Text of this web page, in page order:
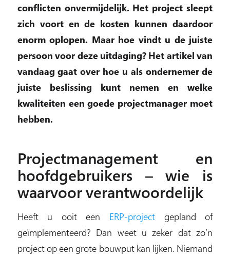
conflicten onvermijdelijk. Het project sleept
zich voort en de kosten kunnen daardoor
enorm oplopen. Maar hoe vindt u de juiste
persoon voor deze uitdaging? Het artikel van
vandaag gaat over hoe u als ondernemer de
juiste beslissing kunt nemen en welke
kwaliteiten een goede projectmanager moet
hebben.
Projectmanagement en
hoofdgebruikers – wie is
waarvoor verantwoordelijk
Heeft u ooit een ERP-project gepland of
geïmplementeerd? Dan weet u zeker dat zo’n
project op een grote bouwput kan lijken. Niemand